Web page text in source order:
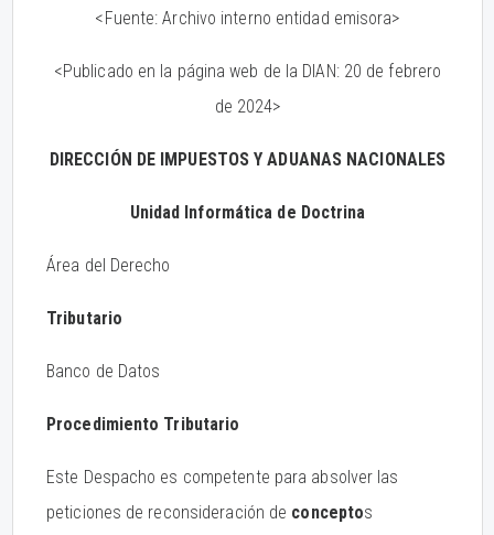
<Fuente: Archivo interno entidad emisora>
<Publicado en la página web de la DIAN: 20 de febrero
de 2024>
DIRECCIÓN DE IMPUESTOS Y ADUANAS NACIONALES
Unidad Informática de Doctrina
Área del Derecho
Tributario
Banco de Datos
Procedimiento Tributario
Este Despacho es competente para absolver las
peticiones de reconsideración de conceptos